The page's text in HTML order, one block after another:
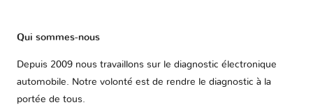
Qui sommes-nous
Depuis 2009 nous travaillons sur le diagnostic électronique
automobile. Notre volonté est de rendre le diagnostic à la
portée de tous.